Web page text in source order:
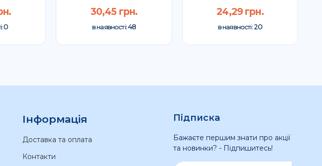
0
30,45 грн.
в наявності:48
24,29 грн.
в наявності:20
Інформація
Доставка та оплата
Контакти
Підписка
Бажаєте першим знати про акції
та новинки? - Підпишитесь!